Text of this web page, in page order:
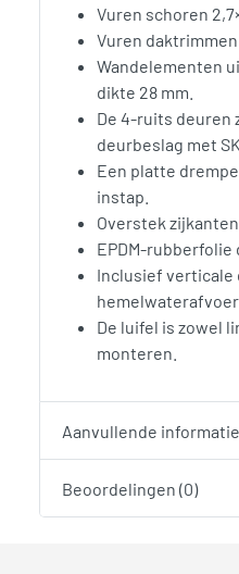
Vuren schoren
Vuren daktrimmen
Wandelementen
dikte 28 mm.
De 4-ruits deuren
deurbeslag met
Een platte
instap.
Overstek
EPDM-rubberfolie
Inclusief verticale
De luifel is zowel
monteren.
Aanvullende informatie
Beoordelingen (0)